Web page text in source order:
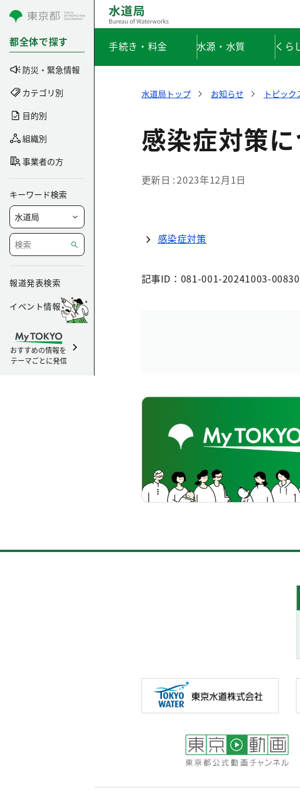
コンテンツにスキップ
都全体で探す
防災・緊急情報
カテゴリ別
目的別
組織別
事業者の方
キーワード検索
報道発表検索
イベント情報
おすすめの情報を
テーマごとに発信
手続き・料金 水源・水質 くら
水道局トップ お知らせ トピック
感染症対策
更新日 2023年12月1日
感染症対策
記事ID：081-001-20241003-